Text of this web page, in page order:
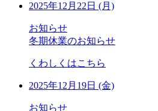
2025年12月22日 (月)
お知らせ
冬期休業のお知らせ
くわしくはこちら
2025年12月19日 (金)
お知らせ